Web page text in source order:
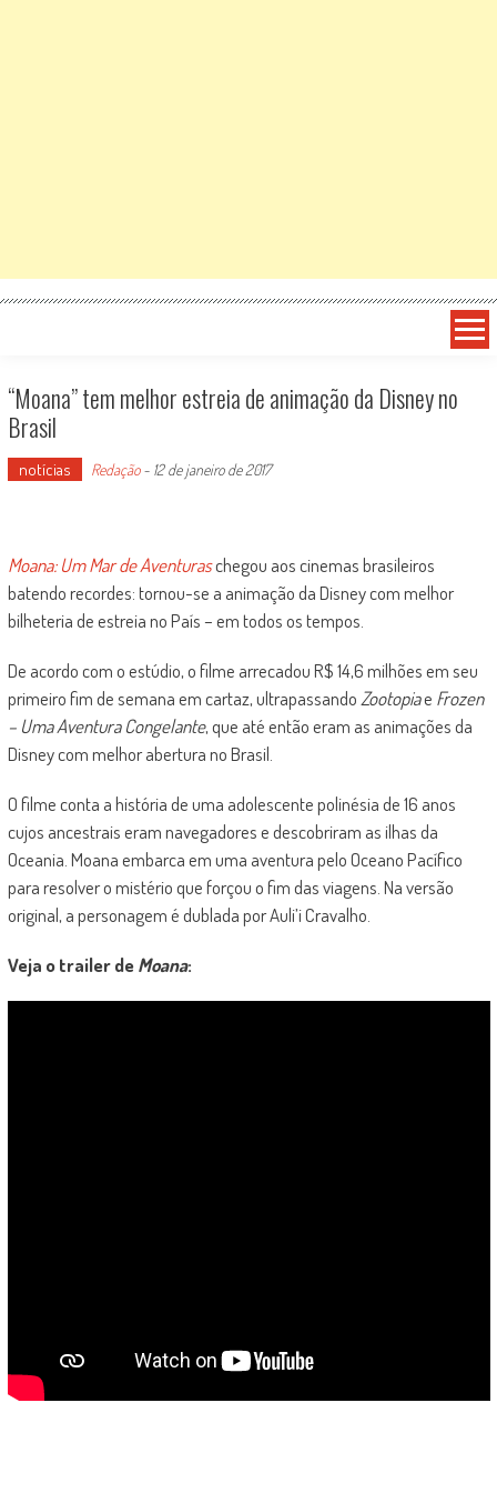
“Moana” tem melhor estreia de animação da Disney no
Brasil
notícias Redação- 12 de janeiro de 2017
Moana: Um Mar de Aventuraschegou aos cinemas brasileiros
batendo recordes: tornou-se a animação da Disney com melhor
bilheteria de estreia no País – em todos os tempos.
De acordo com o estúdio, o filme arrecadou R$ 14,6 milhões em seu
primeiro fim de semana em cartaz, ultrapassando Zootopiae Frozen
– Uma Aventura Congelante, que até então eram as animações da
Disney com melhor abertura no Brasil.
O filme conta a história de uma adolescente polinésia de 16 anos
cujos ancestrais eram navegadores e descobriram as ilhas da
Oceania. Moana embarca em uma aventura pelo Oceano Pacífico
para resolver o mistério que forçou o fim das viagens. Na versão
original, a personagem é dublada por Auli’i Cravalho.
Veja o trailer deMoana: